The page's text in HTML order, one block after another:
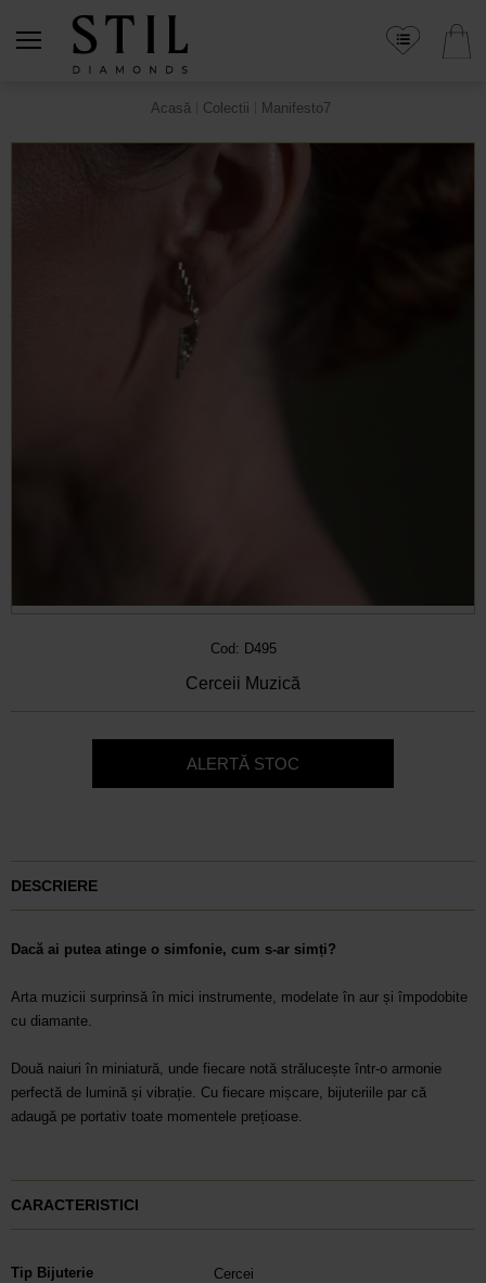
Acasă Colectii Manifesto7
Cod: D495
Cerceii Muzică
ALERTĂ STOC
DESCRIERE
Dacă ai putea atinge o simfonie, cum s-ar simți?
Arta muzicii surprinsă în mici instrumente, modelate în aur și împodobite
cu diamante.
Două naiuri în miniatură, unde fiecare notă strălucește într-o armonie
perfectă de lumină și vibrație. Cu fiecare mișcare, bijuteriile par că
adaugă pe portativ toate momentele prețioase.
CARACTERISTICI
Tip Bijuterie
Cercei